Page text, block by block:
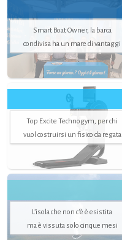
Smart Boat Owner, la barca
condivisa ha un mare di vantaggi
Top Excite Technogym, per chi
vuol costruirsi un fisico da regata
L’isola che non c'è è esistita
ma è vissuta solo cinque mesi